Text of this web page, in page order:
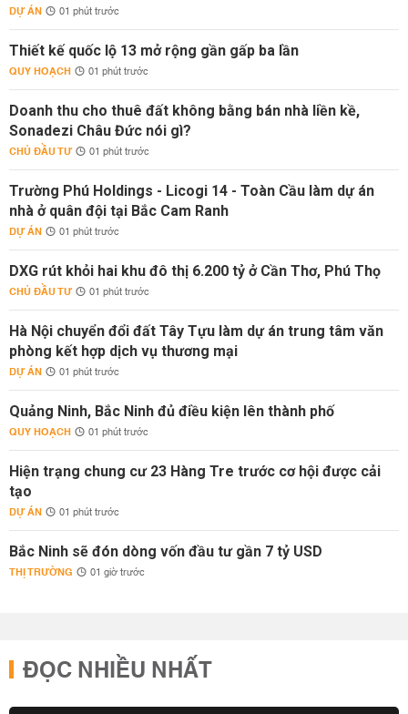
DỰ ÁN 01 phút trước
Thiết kế quốc lộ 13 mở rộng gần gấp ba lần
QUY HOẠCH 01 phút trước
Doanh thu cho thuê đất không bằng bán nhà liền kề,
Sonadezi Châu Đức nói gì?
CHỦ ĐẦU TƯ 01 phút trước
Trường Phú Holdings - Licogi 14 - Toàn Cầu làm dự án
nhà ở quân đội tại Bắc Cam Ranh
DỰ ÁN 01 phút trước
DXG rút khỏi hai khu đô thị 6.200 tỷ ở Cần Thơ, Phú Thọ
CHỦ ĐẦU TƯ 01 phút trước
Hà Nội chuyển đổi đất Tây Tựu làm dự án trung tâm văn
phòng kết hợp dịch vụ thương mại
DỰ ÁN 01 phút trước
Quảng Ninh, Bắc Ninh đủ điều kiện lên thành phố
QUY HOẠCH 01 phút trước
Hiện trạng chung cư 23 Hàng Tre trước cơ hội được cải
tạo
DỰ ÁN 01 phút trước
Bắc Ninh sẽ đón dòng vốn đầu tư gần 7 tỷ USD
THỊ TRƯỜNG 01 giờ trước
ĐỌC NHIỀU NHẤT